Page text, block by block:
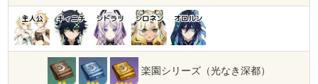
主人公 キィニチ シトラリ シロネン オロルン
楽園シリーズ（光なき深都）